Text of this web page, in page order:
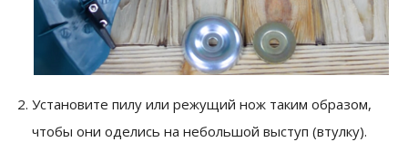
Установите пилу или режущий нож таким образом,
чтобы они оделись на небольшой выступ (втулку).